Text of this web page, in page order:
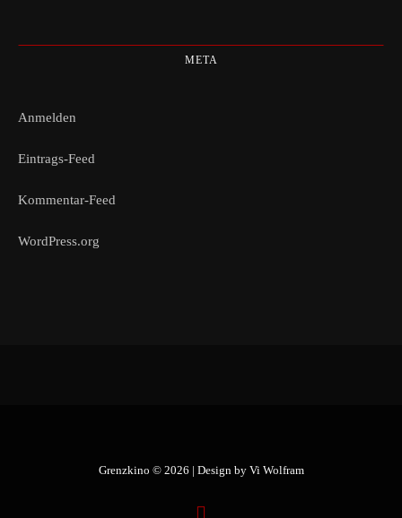
META
Anmelden
Eintrags-Feed
Kommentar-Feed
WordPress.org
Grenzkino © 2026 | Design by Vi Wolfram